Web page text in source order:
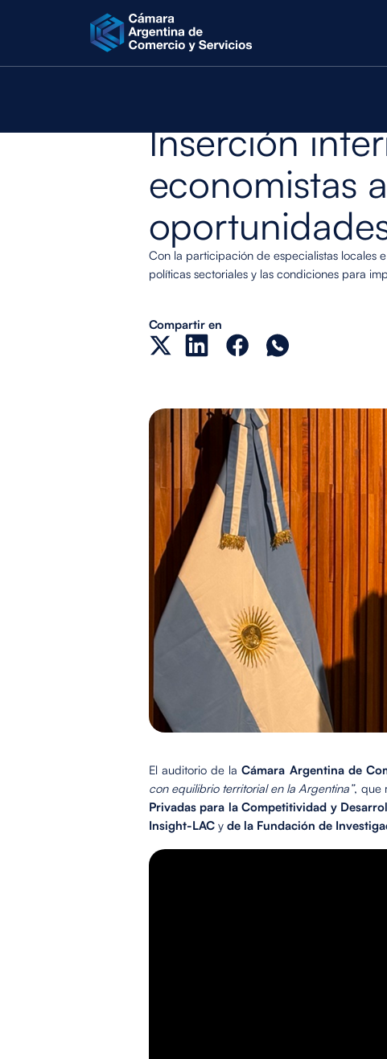
Inserción
economistas
Con la participación de especialistas locales
políticas sectoriales y las condiciones para
Compartir en
El auditorio de la Cámara Argentina de
con equilibrio territorial en la Argentina”, que
Privadas para la Competitividad y
Insight-LAC yde la Fundación de